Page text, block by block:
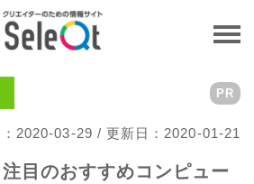
2020-03-29 / 更新日：2020-01-21
PR
注目のおすすめコンピュー